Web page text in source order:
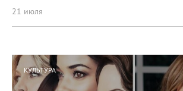
21 июля
КУЛЬТУРА